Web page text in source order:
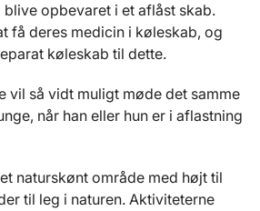
opbevaret i et aflåst skab.
få deres medicin i køleskab, og
køleskab til dette.
vil så vidt muligt møde det samme
når han eller hun er i aflastning
naturskønt område med højt til
til leg i naturen. Aktiviteterne